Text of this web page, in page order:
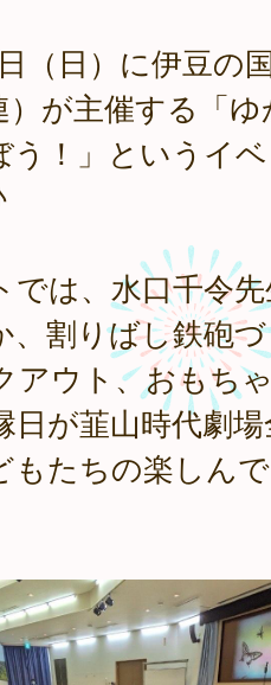
（日）に伊豆の
）が主催する「
う！」というイ
では、水口千令
、割りばし鉄砲
アウト、おもち
日が韮山時代劇
もたちの楽しん